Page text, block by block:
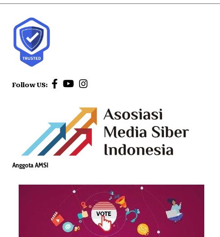
Follow US:
Anggota AMSI